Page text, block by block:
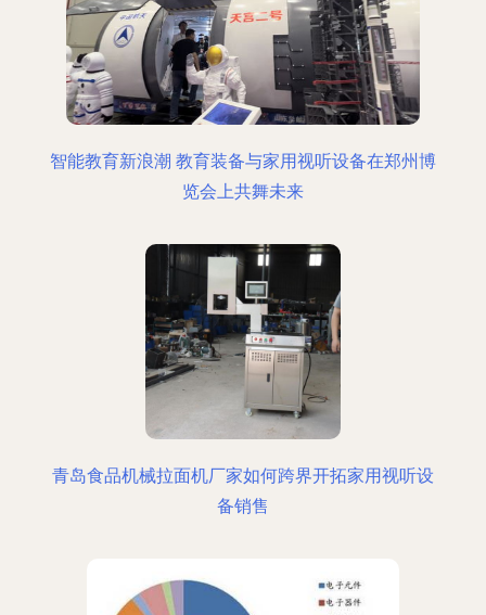
智能教育新浪潮 教育装备与家用视听设备在郑州博
览会上共舞未来
青岛食品机械拉面机厂家如何跨界开拓家用视听设
备销售